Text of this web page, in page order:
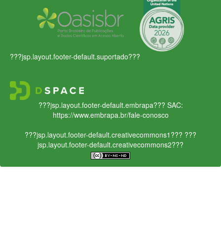
???jsp.layout.footer-default.suportado???
???jsp.layout.footer-default.embrapa??? SAC:
https://www.embrapa.br/fale-conosco
???jsp.layout.footer-default.creativecommons1??? ???
jsp.layout.footer-default.creativecommons2???